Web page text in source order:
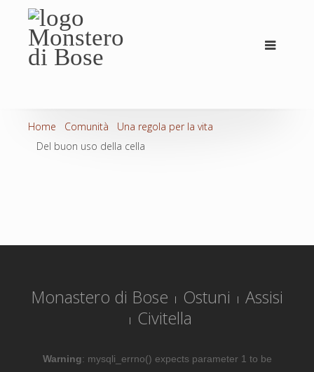
Home Comunità
Una regola per la vita
Del buon uso della cella
Monastero di Bose Ostuni
Assisi
Civitella
Warning: mysqli_errno() expects parameter 1 to be